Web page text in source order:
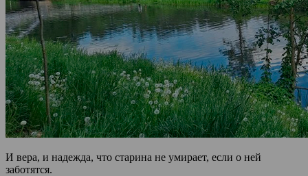
И вера, и надежда, что старина не умирает, если о ней
заботятся.